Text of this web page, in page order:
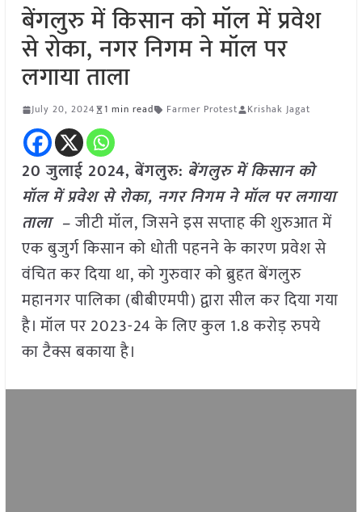
बेंगलुरु में किसान को मॉल में प्रवेश
से रोका, नगर निगम ने मॉल पर
लगाया ताला
July 20, 2024 1 min read Farmer Protest Krishak Jagat
20 जुलाई 2024,बेंगलुरु: बेंगलुरु में किसान को
मॉल में प्रवेश से रोका, नगर निगम ने मॉल पर लगाया
ताला –जीटी मॉल, जिसने इस सप्ताह की शुरुआत में
एक बुजुर्ग किसान को धोती पहनने के कारण प्रवेश से
वंचित कर दिया था, को गुरुवार को ब्रुहत बेंगलुरु
महानगर पालिका (बीबीएमपी) द्वारा सील कर दिया गया
है। मॉल पर 2023-24 के लिए कुल 1.8 करोड़ रुपये
का टैक्स बकाया है।